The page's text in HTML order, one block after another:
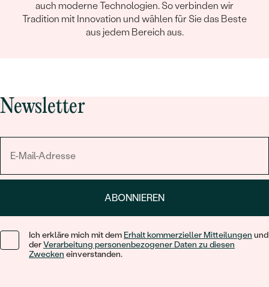
auch moderne Technologien. So verbinden wir
Tradition mit Innovation und wählen für Sie das Beste
aus jedem Bereich aus.
Newsletter
ABONNIEREN
Ich erkläre mich mit dem Erhalt kommerzieller Mitteilungen und
derVerarbeitung personenbezogener Daten zu diesen
Zwecken einverstanden.